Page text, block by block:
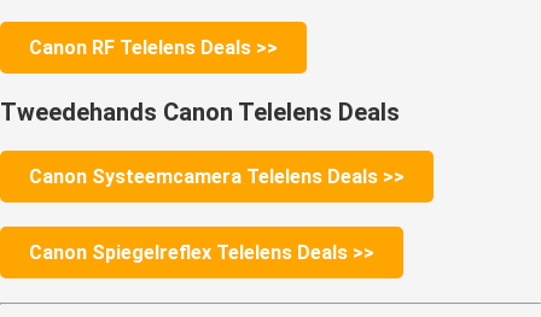
Canon RF Telelens Deals >>
Tweedehands Canon Telelens Deals
Canon Systeemcamera Telelens Deals >>
Canon Spiegelreflex Telelens Deals >>